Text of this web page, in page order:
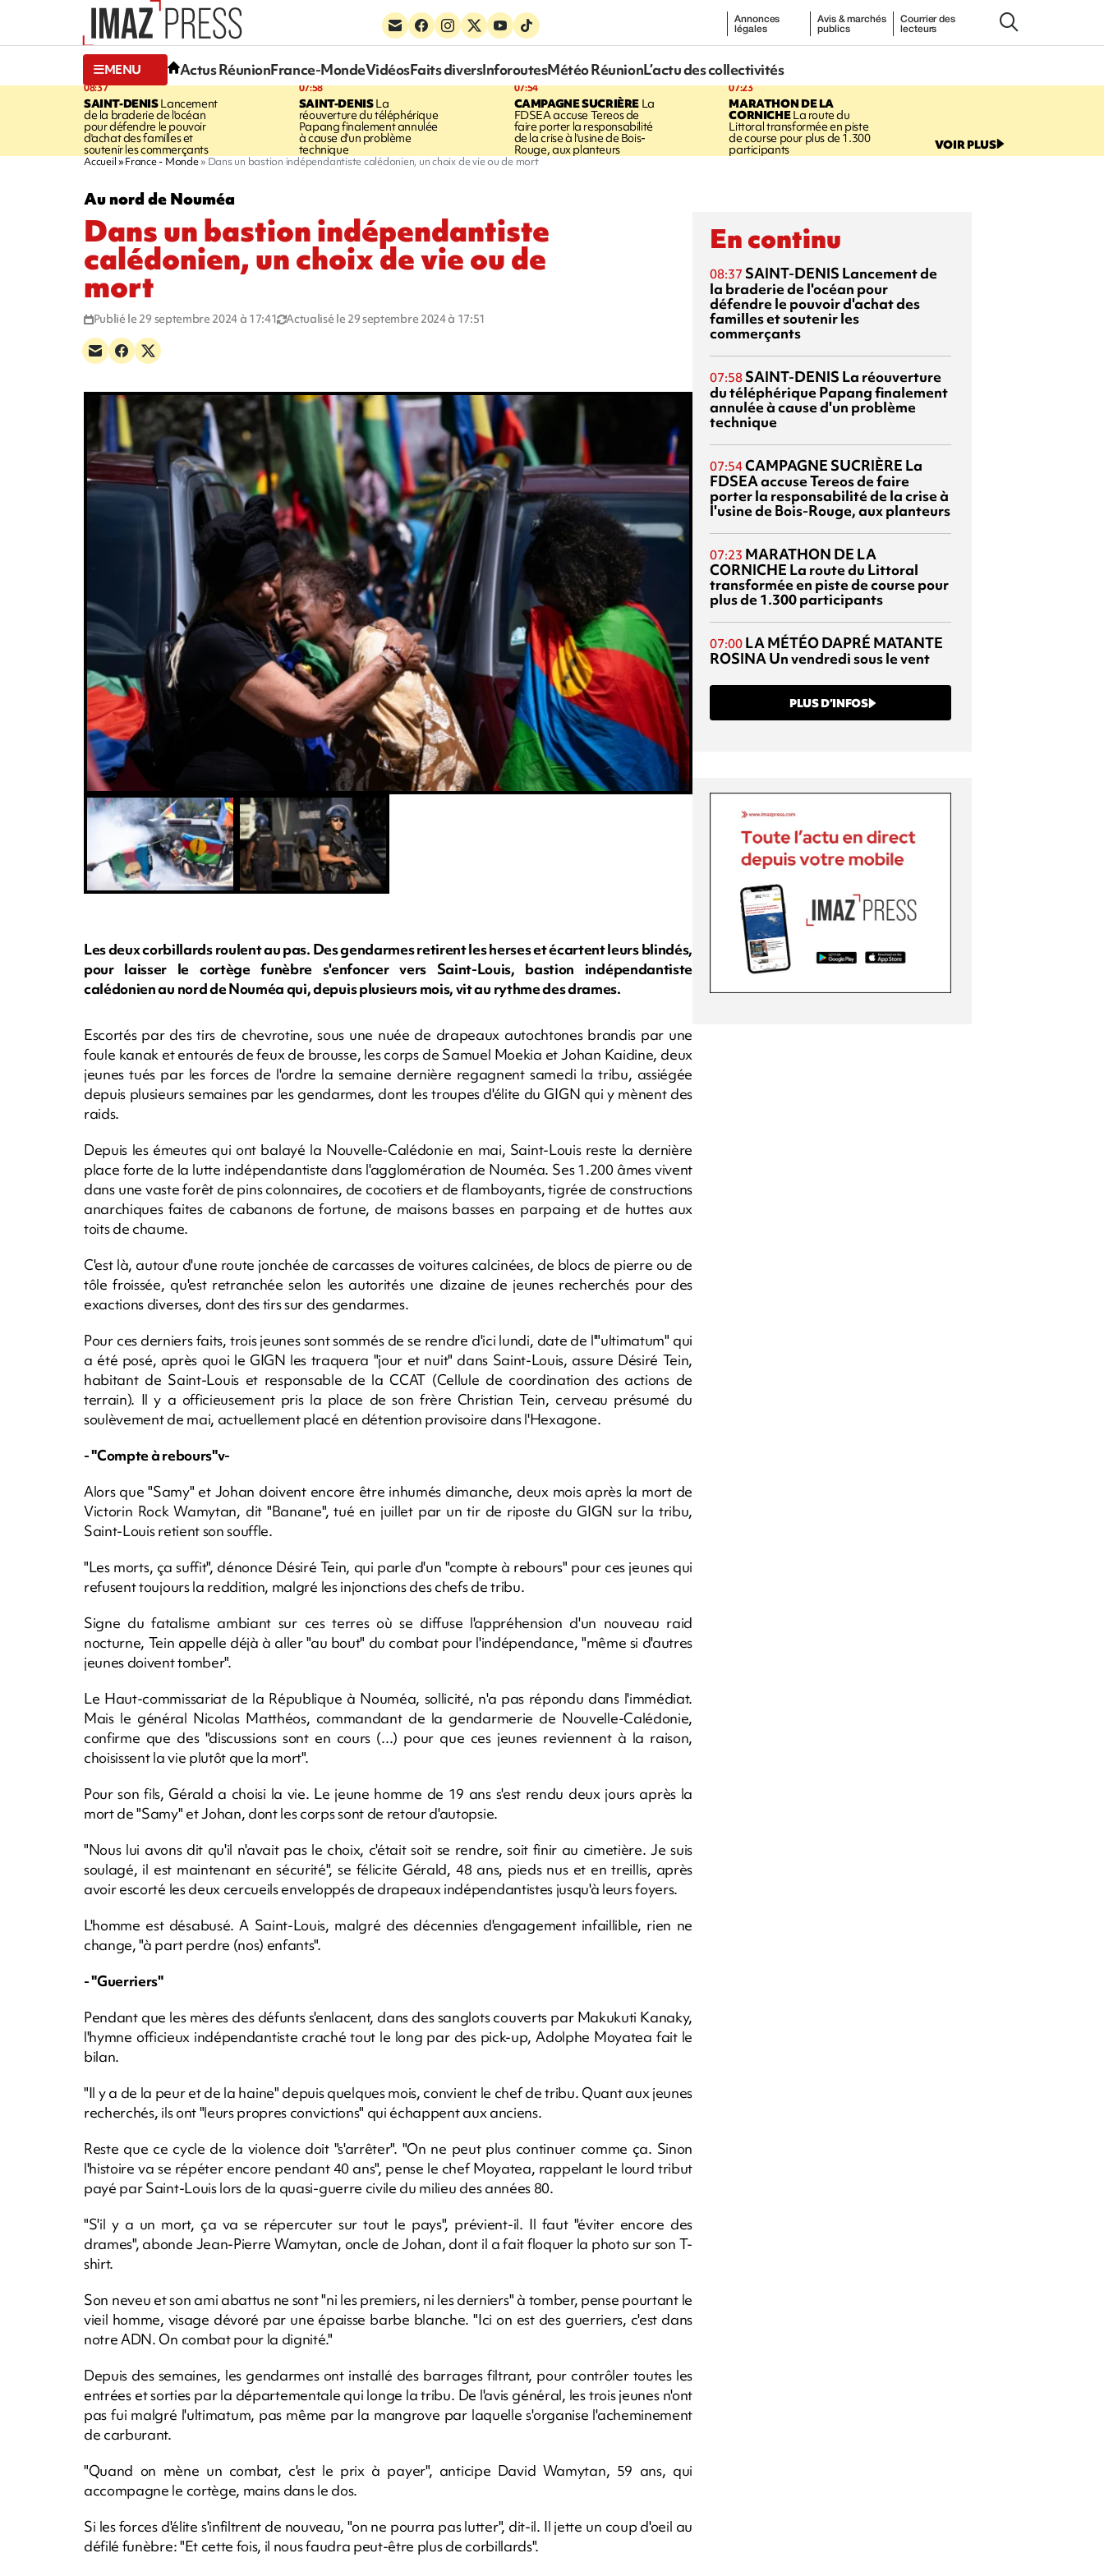
Annonces
légales
Avis & marchés
publics
Courrier des
lecteurs
MENU Actus RéunionFrance-MondeVidéosFaits diversInforoutesMétéo RéunionL’actu des collectivités
08:37
SAINT-DENISLancement
de la braderie de l'océan
pour défendre le pouvoir
d'achat des familles et
soutenir les commerçants
07:58
SAINT-DENISLa
réouverture du téléphérique
Papang finalement annulée
à cause d'un problème
technique
07:54
CAMPAGNE SUCRIÈRE La
FDSEA accuse Tereos de
faire porter la responsabilité
de la crise à l'usine de Bois-
Rouge, aux planteurs
07:23
MARATHON DE LA
CORNICHELa route du
Littoral transformée en piste
de course pour plus de 1.300
participants VOIR PLUS
Accueil France - Monde Dans un bastion indépendantiste calédonien, un choix de vie ou de mort
Au nord de Nouméa
Dans un bastion indépendantiste
calédonien, un choix de vie ou de
mort
Publié le 29 septembre 2024 à 17:41 Actualisé le 29 septembre 2024 à 17:51
Les deux corbillards roulent au pas. Des gendarmes retirent les herses et écartent leurs blindés,
pour laisser le cortège funèbre s'enfoncer vers Saint-Louis, bastion indépendantiste
calédonien au nord de Nouméa qui, depuis plusieurs mois, vit au rythme des drames.
Escortés par des tirs de chevrotine, sous une nuée de drapeaux autochtones brandis par une
foule kanak et entourés de feux de brousse, les corps de Samuel Moekia et Johan Kaidine, deux
jeunes tués par les forces de l'ordre la semaine dernière regagnent samedi la tribu, assiégée
depuis plusieurs semaines par les gendarmes, dont les troupes d'élite du GIGN qui y mènent des
raids.
Depuis les émeutes qui ont balayé la Nouvelle-Calédonie en mai, Saint-Louis reste la dernière
place forte de la lutte indépendantiste dans l'agglomération de Nouméa. Ses 1.200 âmes vivent
dans une vaste forêt de pins colonnaires, de cocotiers et de flamboyants, tigrée de constructions
anarchiques faites de cabanons de fortune, de maisons basses en parpaing et de huttes aux
toits de chaume.
C'est là, autour d'une route jonchée de carcasses de voitures calcinées, de blocs de pierre ou de
tôle froissée, qu'est retranchée selon les autorités une dizaine de jeunes recherchés pour des
exactions diverses, dont des tirs sur des gendarmes.
Pour ces derniers faits, trois jeunes sont sommés de se rendre d'ici lundi, date de l'"ultimatum" qui
a été posé, après quoi le GIGN les traquera "jour et nuit" dans Saint-Louis, assure Désiré Tein,
habitant de Saint-Louis et responsable de la CCAT (Cellule de coordination des actions de
terrain). Il y a officieusement pris la place de son frère Christian Tein, cerveau présumé du
soulèvement de mai, actuellement placé en détention provisoire dans l'Hexagone.
- "Compte à rebours"v-
Alors que "Samy" et Johan doivent encore être inhumés dimanche, deux mois après la mort de
Victorin Rock Wamytan, dit "Banane", tué en juillet par un tir de riposte du GIGN sur la tribu,
Saint-Louis retient son souffle.
"Les morts, ça suffit", dénonce Désiré Tein, qui parle d'un "compte à rebours" pour ces jeunes qui
refusent toujours la reddition, malgré les injonctions des chefs de tribu.
Signe du fatalisme ambiant sur ces terres où se diffuse l'appréhension d'un nouveau raid
nocturne, Tein appelle déjà à aller "au bout" du combat pour l'indépendance, "même si d'autres
jeunes doivent tomber".
Le Haut-commissariat de la République à Nouméa, sollicité, n'a pas répondu dans l'immédiat.
Mais le général Nicolas Matthéos, commandant de la gendarmerie de Nouvelle-Calédonie,
confirme que des "discussions sont en cours (...) pour que ces jeunes reviennent à la raison,
choisissent la vie plutôt que la mort".
Pour son fils, Gérald a choisi la vie. Le jeune homme de 19 ans s'est rendu deux jours après la
mort de "Samy" et Johan, dont les corps sont de retour d'autopsie.
"Nous lui avons dit qu'il n'avait pas le choix, c'était soit se rendre, soit finir au cimetière. Je suis
soulagé, il est maintenant en sécurité", se félicite Gérald, 48 ans, pieds nus et en treillis, après
avoir escorté les deux cercueils enveloppés de drapeaux indépendantistes jusqu'à leurs foyers.
L'homme est désabusé. A Saint-Louis, malgré des décennies d'engagement infaillible, rien ne
change, "à part perdre (nos) enfants".
- "Guerriers"
Pendant que les mères des défunts s'enlacent, dans des sanglots couverts par Makukuti Kanaky,
l'hymne officieux indépendantiste craché tout le long par des pick-up, Adolphe Moyatea fait le
bilan.
"Il y a de la peur et de la haine" depuis quelques mois, convient le chef de tribu. Quant aux jeunes
recherchés, ils ont "leurs propres convictions" qui échappent aux anciens.
Reste que ce cycle de la violence doit "s'arrêter". "On ne peut plus continuer comme ça. Sinon
l'histoire va se répéter encore pendant 40 ans", pense le chef Moyatea, rappelant le lourd tribut
payé par Saint-Louis lors de la quasi-guerre civile du milieu des années 80.
"S'il y a un mort, ça va se répercuter sur tout le pays", prévient-il. Il faut "éviter encore des
drames", abonde Jean-Pierre Wamytan, oncle de Johan, dont il a fait floquer la photo sur son T-
shirt.
Son neveu et son ami abattus ne sont "ni les premiers, ni les derniers" à tomber, pense pourtant le
vieil homme, visage dévoré par une épaisse barbe blanche. "Ici on est des guerriers, c'est dans
notre ADN. On combat pour la dignité."
Depuis des semaines, les gendarmes ont installé des barrages filtrant, pour contrôler toutes les
entrées et sorties par la départementale qui longe la tribu. De l'avis général, les trois jeunes n'ont
pas fui malgré l'ultimatum, pas même par la mangrove par laquelle s'organise l'acheminement
de carburant.
"Quand on mène un combat, c'est le prix à payer", anticipe David Wamytan, 59 ans, qui
accompagne le cortège, mains dans le dos.
Si les forces d'élite s'infiltrent de nouveau, "on ne pourra pas lutter", dit-il. Il jette un coup d'oeil au
défilé funèbre: "Et cette fois, il nous faudra peut-être plus de corbillards".
En continu
08:37 SAINT-DENIS Lancement de
la braderie de l'océan pour
défendre le pouvoir d'achat des
familles et soutenir les
commerçants
07:58 SAINT-DENIS La réouverture
du téléphérique Papang finalement
annulée à cause d'un problème
technique
07:54CAMPAGNE SUCRIÈRE La
FDSEA accuse Tereos de faire
porter la responsabilité de la crise à
l'usine de Bois-Rouge, aux planteurs
07:23 MARATHON DE LA
CORNICHE La route du Littoral
transformée en piste de course pour
plus de 1.300 participants
07:00 LA MÉTÉO DAPRÉ MATANTE
ROSINAUn vendredi sous le vent
PLUS D’INFOS